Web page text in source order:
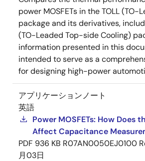
power MOSFETs in the TOLL (TO-
package and its derivatives,
(TO-Leaded Top-side Cooling)
information presented in this
intended to serve as a
for designing high-power
アプリケーションノート
英語
Power MOSFETs: How Does
Affect Capacitance
PDF 936 KB R07AN0050EJ0100
月03日